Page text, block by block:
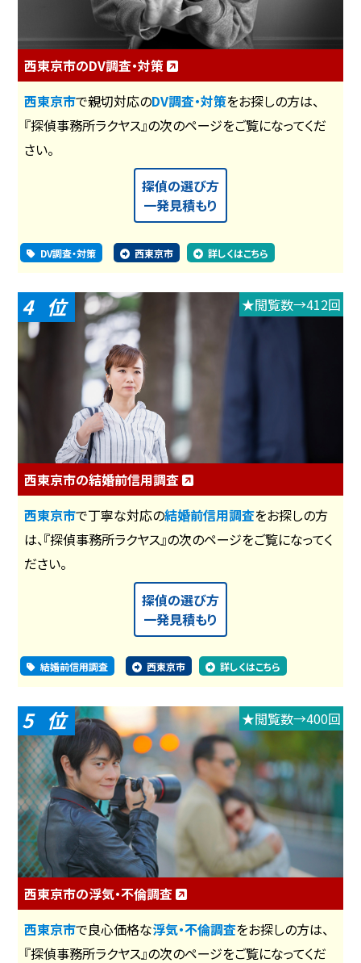
西東京市のDV調査・対策
西東京市で親切対応のDV調査・対策をお探しの方は、
『探偵事務所ラクヤス』の次のページをご覧になってくだ
さい。
探偵の選び方
一発見積もり
DV調査・対策 西東京市 詳しくはこちら
4 ★閲覧数→412回
西東京市の結婚前信用調査
西東京市で丁寧な対応の結婚前信用調査をお探しの方
は、『探偵事務所ラクヤス』の次のページをご覧になってく
ださい。
探偵の選び方
一発見積もり
結婚前信用調査 西東京市 詳しくはこちら
5 ★閲覧数→400回
西東京市の浮気・不倫調査
西東京市で良心価格な浮気・不倫調査をお探しの方は、
『探偵事務所ラクヤス』の次のページをご覧になってくだ